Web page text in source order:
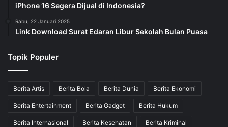
iPhone 16 Segera Dijual di Indonesia?
Rabu, 22 Januari 2025
Link Download Surat Edaran Libur Sekolah Bulan Puasa
Topik Populer
Berita Artis Berita Bola Berita Dunia Berita Ekonomi
Berita Entertainment Berita Gadget Berita Hukum
Berita Internasional Berita Kesehatan Berita Kriminal